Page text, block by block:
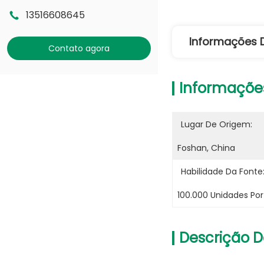
13516608645
Contato agora Informações
Lugar De Origem:
Foshan, China
Habilidade Da Fonte:
100.000 Unidades
Descrição